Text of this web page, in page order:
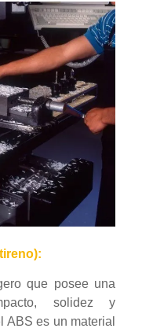
que posee una
solidez y
ABS es un material